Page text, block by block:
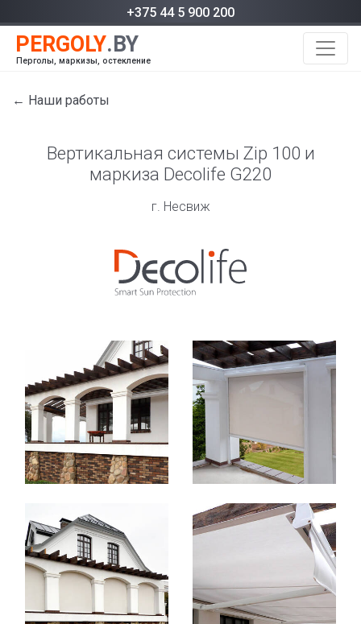
+375 44 5 900 200
Перголы, маркизы, остекление
← Наши работы
Вертикальная системы Zip 100 и
маркиза Decolife G220
г. Несвиж